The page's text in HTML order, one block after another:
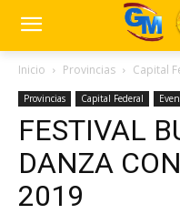
Inicio Provincias Capital
Provincias Capital Federal
FESTIVAL
DANZA
2019